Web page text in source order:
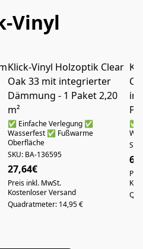
Vinyl
NUR ABHOLUNG IN AUGSBURG
Klick-Vinyl Holzoptik Clear
Oak 33 mit integrierter
Dämmung - 1 Paket 2,20
m²
✅ Einfache Verlegung ✅
Wasserfest ✅ Fußwarme
Oberfläche
SKU: BA-136595
27,64€
Preis inkl. MwSt.
Kostenloser Versand
Quadratmeter: 14,95 €
✅